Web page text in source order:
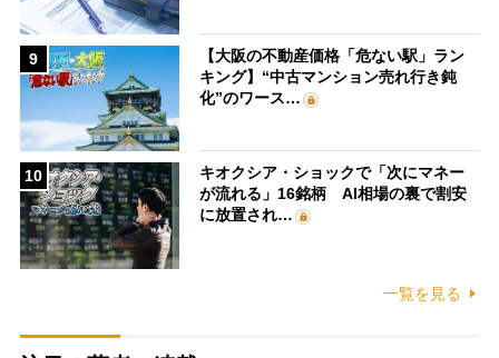
9
【大阪の不動産価格「危ない駅」ラン
キング】“中古マンション売れ行き鈍
化”のワース…
10
キオクシア・ショックで「次にマネー
が流れる」16銘柄 AI相場の裏で割安
に放置され…
一覧を見る